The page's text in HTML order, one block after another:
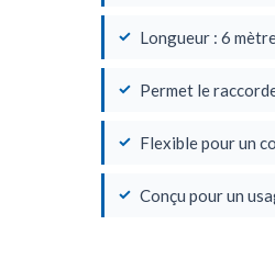
Longueur : 6
Permet le
Flexible pour un
Conçu pour un